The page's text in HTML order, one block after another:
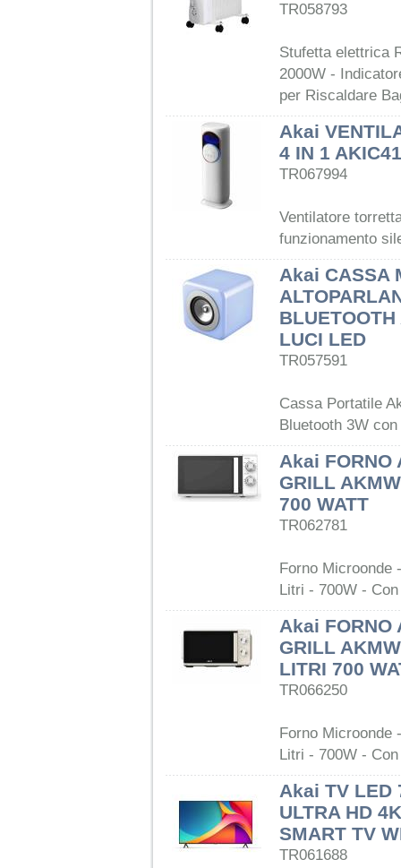
TR058793
Stufetta elettrica
2000W -
per Riscaldare
Akai
4 IN 1
TR067994
Ventilatore
funzionamento
Akai CASSA
LUCI LED
TR057591
Cassa Portatile
Bluetooth 3W
Akai FORNO
GRILL
700 WATT
TR062781
Forno Microonde
Litri - 700W -
Akai FORNO
GRILL
LITRI 700
TR066250
Forno Microonde
Litri - 700W -
Akai TV LED
ULTRA HD
SMART TV
TR061688